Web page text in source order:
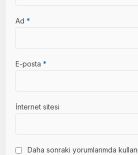
Ad*
E-posta*
İnternet sitesi
Daha sonraki yorumlarımda